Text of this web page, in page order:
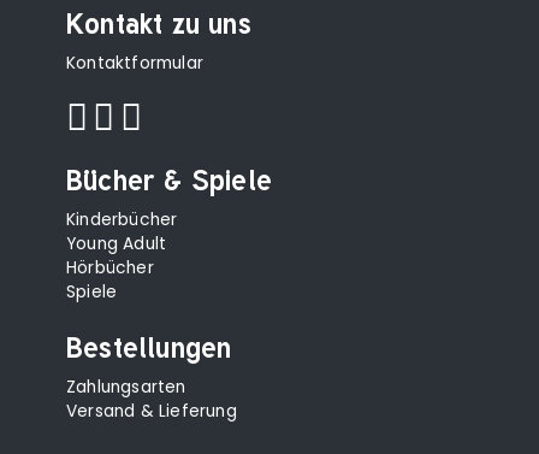
Kontakt zu uns
Kontaktformular
Bücher & Spiele
Kinderbücher
Young Adult
Hörbücher
Spiele
Bestellungen
Zahlungsarten
Versand & Lieferung